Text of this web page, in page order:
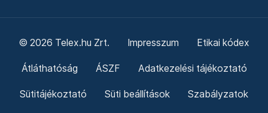
© 2026 Telex.hu Zrt. Impresszum Etikai kódex
Átláthatóság ÁSZF Adatkezelési tájékoztató
Sütitájékoztató Süti beállítások Szabályzatok